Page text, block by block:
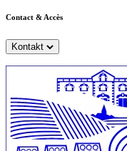
Contact & Accès
Kontakt